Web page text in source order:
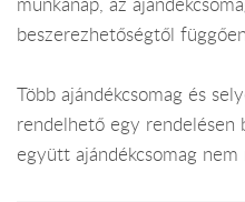
beszerezhetőségtől
Több ajándékcsomag és
rendelhető egy rendelésen
együtt ajándékcsomag